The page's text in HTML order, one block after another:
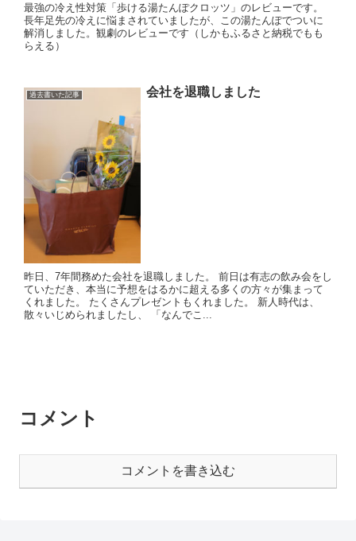
最強の冷え性対策「歩ける湯たんぽクロッツ」のレビューです。
長年足先の冷えに悩まされていましたが、この湯たんぽでついに
解消しました。観劇のレビューです（しかもふるさと納税でもも
らえる）
過去書いた記事 会社を退職しました
昨日、7年間務めた会社を退職しました。 前日は有志の飲み会をし
ていただき、本当に予想をはるかに超える多くの方々が集まって
くれました。 たくさんプレゼントもくれました。 新人時代は、
散々いじめられましたし、 「なんでこ...
コメント
コメントを書き込む